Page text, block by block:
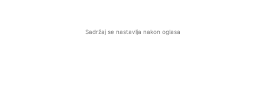
Sadržaj se nastavlja nakon oglasa